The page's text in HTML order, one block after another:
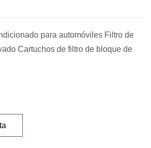
para automóviles Filtro de
Cartuchos de filtro de bloque de